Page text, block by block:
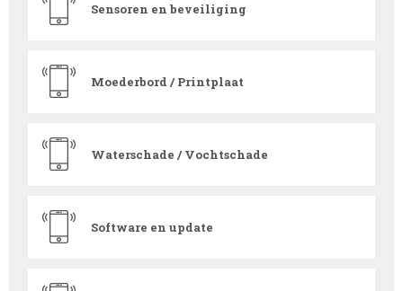
Sensoren en beveiliging
Moederbord / Printplaat
Waterschade / Vochtschade
Software en update